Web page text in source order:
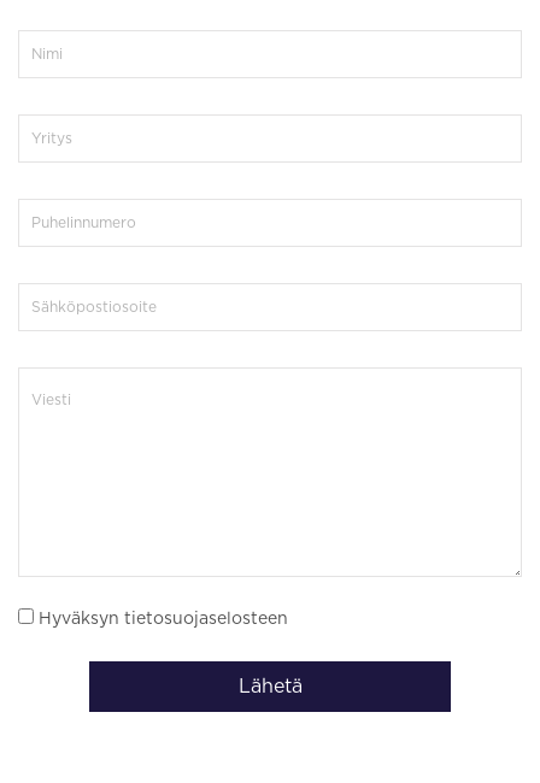
Hyväksyn tietosuojaselosteen
Lähetä